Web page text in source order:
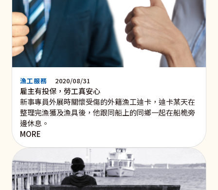
漁工服務 2020/08/31
雇主有投保，勞工真安心
新事專員外展時關懷受傷的外籍漁工迪卡，迪卡某天在
整理完漁獲及漁具後，他跟同船上的同鄉一起在船桅旁
邊休息。
MORE